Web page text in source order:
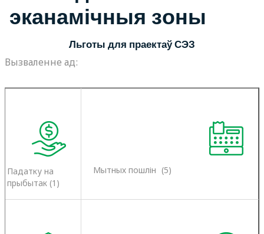
эканамічныя зоны
Льготы для праектаў СЭЗ
Вызваленне ад:
Падатку на
прыбытак (1)
Мытных пошлін (5)